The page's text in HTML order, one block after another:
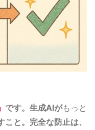
です。生成AIがもっと
こと。完全な防止は、